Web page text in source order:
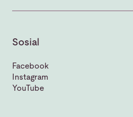
Sosial
Facebook
Instagram
YouTube